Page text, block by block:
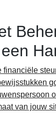
financiële
van jouw